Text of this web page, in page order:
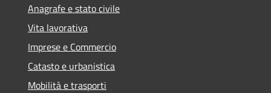
Anagrafe e stato civile
Vita lavorativa
Imprese e Commercio
Catasto e urbanistica
Mobilità e trasporti